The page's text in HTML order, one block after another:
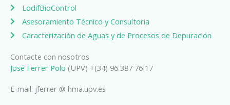
LodifBioControl
Asesoramiento Técnico y Consultoria
Caracterización de Aguas y de Procesos de Depuración
Contacte con nosotros
José Ferrer Polo (UPV) +(34) 96 387 76 17
E-mail: jferrer @ hma.upv.es